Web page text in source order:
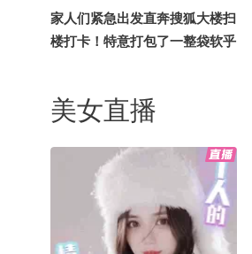
影师1vanka @爽爽吖 @四象
Studio @搜狐科技 @搜狐教育
铁砣妹妹 @卫然 @贤姐说I醉酒
当歌
家人们紧急出发直奔搜狐大楼扫
楼打卡！特意打包了一整袋软乎
探秘大厂办公区+线下派送福利
美女直播